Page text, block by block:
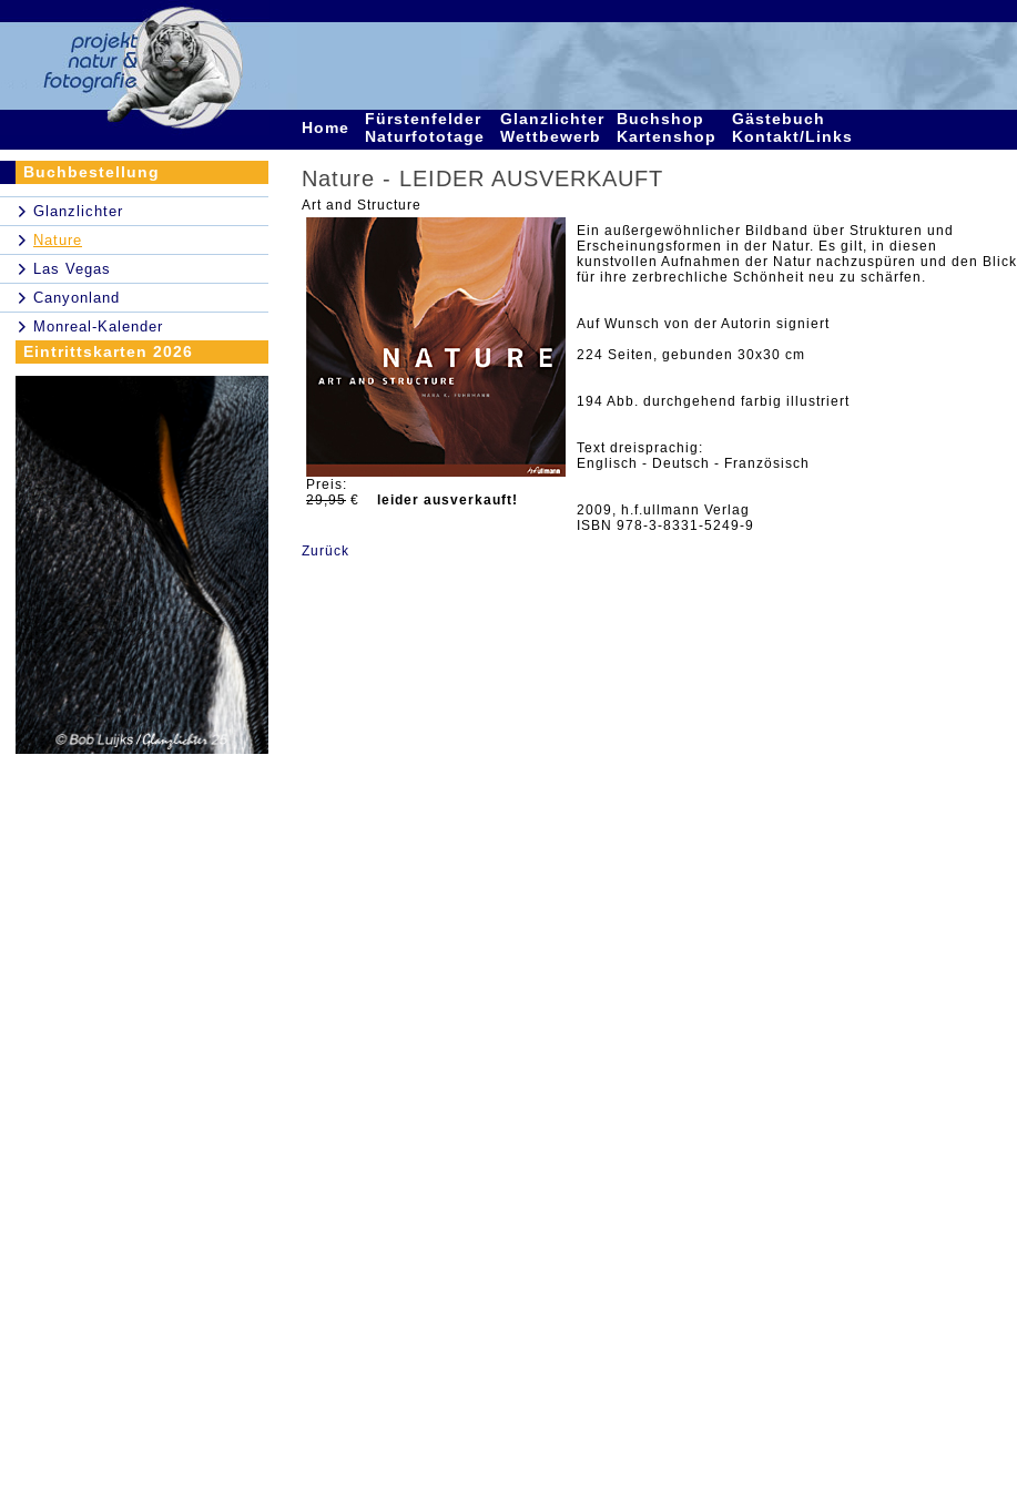
Home
Fürstenfelder
Naturfototage
Glanzlichter
Wettbewerb
Buchshop
Kartenshop
Gästebuch
Kontakt/Links
Buchbestellung
Glanzlichter
Nature
Las Vegas
Canyonland
Monreal-Kalender
Eintrittskarten 2026
Nature - LEIDER AUSVERKAUFT
Art and Structure
Preis:
29,95 € leider ausverkauft!
Ein außergewöhnlicher Bildband über Strukturen und
Erscheinungsformen in der Natur. Es gilt, in diesen
kunstvollen Aufnahmen der Natur nachzuspüren und den Blick
für ihre zerbrechliche Schönheit neu zu schärfen.
Auf Wunsch von der Autorin signiert
224 Seiten, gebunden 30x30 cm
194 Abb. durchgehend farbig illustriert
Text dreisprachig:
Englisch - Deutsch - Französisch
2009, h.f.ullmann Verlag
ISBN 978-3-8331-5249-9
Zurück